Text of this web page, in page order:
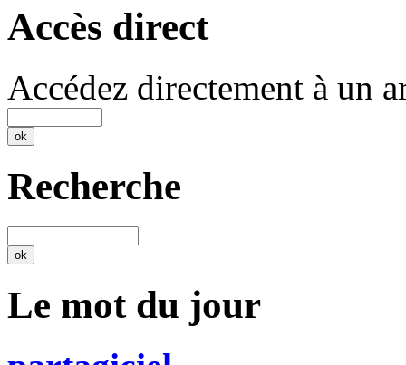
Accès direct
Accédez directement à un
Recherche
Le mot du jour